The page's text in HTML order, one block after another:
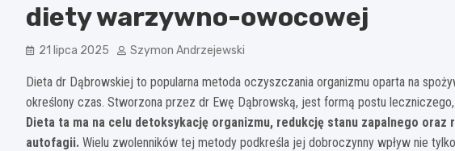
diety warzywno-owocowej
21 lipca 2025 Szymon Andrzejewski
Dieta dr Dąbrowskiej to popularna metoda oczyszczania organizmu oparta na
określony czas. Stworzona przez dr Ewę Dąbrowską, jest formą postu
Dieta ta ma na celu detoksykację organizmu, redukcję stanu zapalnego
autofagii. Wielu zwolenników tej metody podkreśla jej dobroczynny wpływ nie